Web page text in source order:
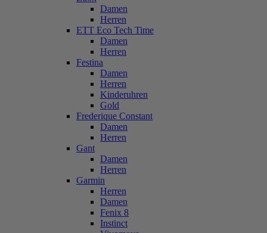
Damen
Herren
ETT Eco Tech Time
Damen
Herren
Festina
Damen
Herren
Kinderuhren
Gold
Frederique Constant
Damen
Herren
Gant
Damen
Herren
Garmin
Herren
Damen
Fenix 8
Instinct